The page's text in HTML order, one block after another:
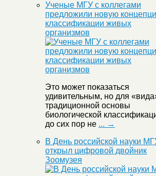
Ученые МГУ с коллегами
предложили новую
классификации живых
организмов
Это может показаться
удивительным, но для
традиционной основы
биологической
до сих пор не ... →
В День российской науки
открыл цифровой двойник
Зоомузея